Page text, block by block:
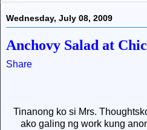
Wednesday, July 08, 2009
Anchovy Salad at
Share
Tinanong ko si Mrs.
ako galing ng work kung